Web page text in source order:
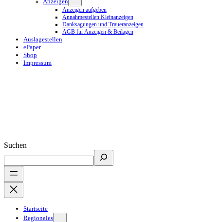
Anzeigen aufgeben
Annahmestellen Kleinanzeigen
Danksagungen und Traueranzeigen
AGB für Anzeigen & Beilagen
Auslagestellen
ePaper
Shop
Impressum
Suchen
Startseite
Regionales